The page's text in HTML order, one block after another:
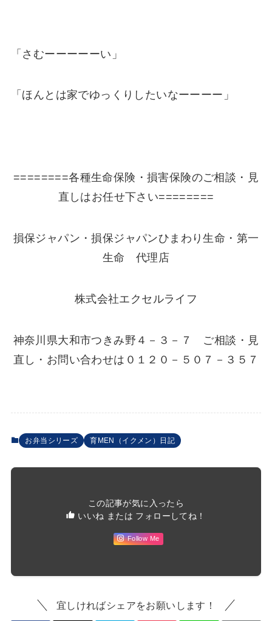
「さむーーーーーい」
「ほんとは家でゆっくりしたいなーーーー」
========各種生命保険・損害保険のご相談・見
直しはお任せ下さい========
損保ジャパン・損保ジャパンひまわり生命・第一
生命 代理店
株式会社エクセルライフ
神奈川県大和市つきみ野４－３－７ ご相談・見
直し・お問い合わせは０１２０－５０７－３５７
お弁当シリーズ 育MEN（イクメン）日記
この記事が気に入ったら
いいね または フォローしてね！
Follow Me
宜しければシェアをお願いします！